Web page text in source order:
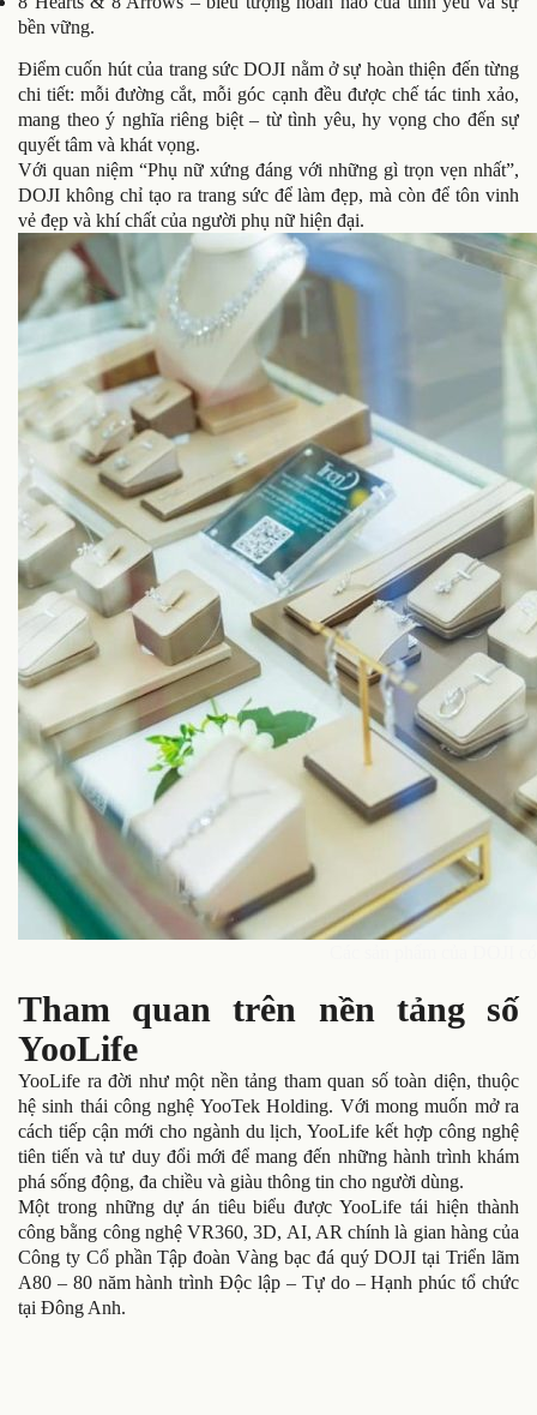
bền vững.
Điểm cuốn hút của trang sức DOJI nằm ở sự hoàn thiện đến từng
chi tiết: mỗi đường cắt, mỗi góc cạnh đều được chế tác tinh xảo,
mang theo ý nghĩa riêng biệt – từ tình yêu, hy vọng cho đến sự
quyết tâm và khát vọng.
Với quan niệm “Phụ nữ xứng đáng với những gì trọn vẹn nhất”,
DOJI không chỉ tạo ra trang sức để làm đẹp, mà còn để tôn vinh
vẻ đẹp và khí chất của người phụ nữ hiện đại.
Tham quan trên nền tảng số
YooLife
YooLife ra đời như một nền tảng tham quan số toàn diện, thuộc
hệ sinh thái công nghệ YooTek Holding. Với mong muốn mở ra
cách tiếp cận mới cho ngành du lịch, YooLife kết hợp công nghệ
tiên tiến và tư duy đổi mới để mang đến những hành trình khám
phá sống động, đa chiều và giàu thông tin cho người dùng.
Một trong những dự án tiêu biểu được YooLife tái hiện thành
công bằng công nghệ VR360, 3D, AI, AR chính là gian hàng của
Công ty Cổ phần Tập đoàn Vàng bạc đá quý DOJI tại Triển lãm
A80 – 80 năm hành trình Độc lập – Tự do – Hạnh phúc tổ chức
tại Đông Anh.